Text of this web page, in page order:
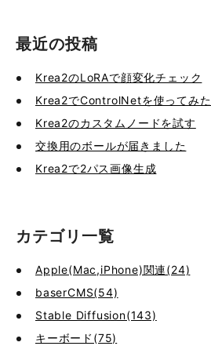
最近の投稿
Krea2のLoRAで顔変化チェック
Krea2でControlNetを使ってみた
Krea2のカスタムノードを試す
交換用のボールが届きました
Krea2で2パス画像生成
カテゴリ一覧
Apple(Mac,iPhone)関連(24)
baserCMS(54)
Stable Diffusion(143)
キーボード(75)